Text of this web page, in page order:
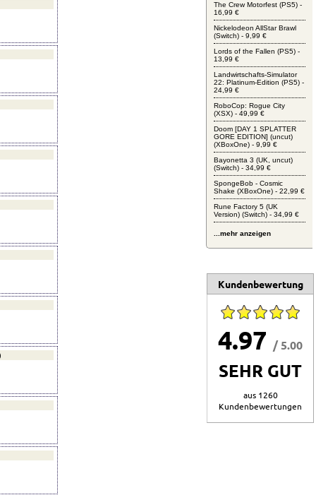
The Crew Motorfest (PS5) -
16,99 €
Nickelodeon AllStar Brawl
(Switch) - 9,99 €
Lords of the Fallen (PS5) -
13,99 €
Landwirtschafts-Simulator
22: Platinum-Edition (PS5) -
24,99 €
RoboCop: Rogue City
(XSX) - 49,99 €
Doom [DAY 1 SPLATTER
GORE EDITION] (uncut)
(XBoxOne) - 9,99 €
Bayonetta 3 (UK, uncut)
(Switch) - 34,99 €
SpongeBob - Cosmic
Shake (XBoxOne) - 22,99 €
Rune Factory 5 (UK
Version) (Switch) - 34,99 €
...mehr anzeigen
Kundenbewertung
4.97 / 5.00
SEHR GUT
aus 1260
Kundenbewertungen